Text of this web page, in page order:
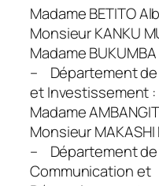
Madame BETITO
Monsieur KANKU
Madame
– Département de
et Investissement :
Madame
Monsieur MAKASHI
– Département de
Communication et